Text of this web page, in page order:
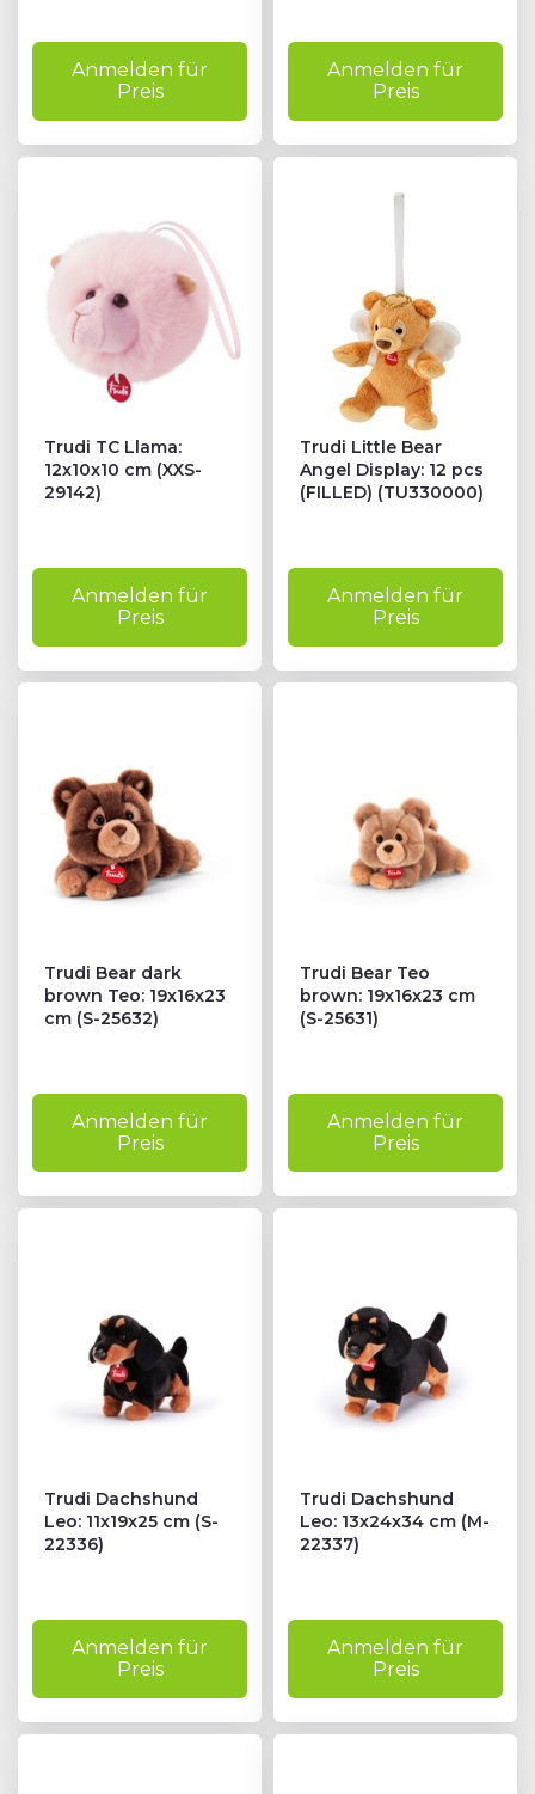
Anmelden für
Preis
Anmelden für
Preis
Trudi TC Llama:
12x10x10 cm (XXS-
29142)
Anmelden für
Preis
Trudi Little Bear
Angel Display: 12 pcs
(FILLED) (TU330000)
Anmelden für
Preis
Trudi Bear dark
brown Teo: 19x16x23
cm (S-25632)
Anmelden für
Preis
Trudi Bear Teo
brown: 19x16x23 cm
(S-25631)
Anmelden für
Preis
Trudi Dachshund
Leo: 11x19x25 cm (S-
22336)
Anmelden für
Preis
Trudi Dachshund
Leo: 13x24x34 cm (M-
22337)
Anmelden für
Preis